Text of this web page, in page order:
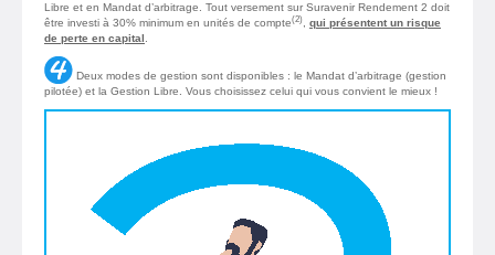
Libre et en Mandat d’arbitrage. Tout versement sur Suravenir Rendement 2 doit
être investi à 30% minimum en unités de compte(2)
qui présentent un risque
de perte en capital
Deux modes de gestion sont disponibles : le Mandat d’arbitrage (gestion
pilotée) et la Gestion Libre. Vous choisissez celui qui vous convient le mieux !